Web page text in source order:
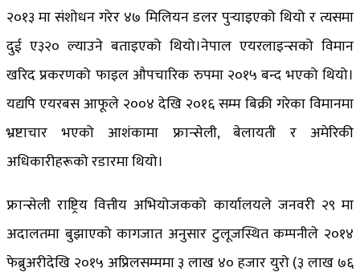
२०१३ मा संशोधन गरेर ४७ मिलियन डलर पुर्‍याइएको थियो र त्यसमा
दुई ए३२० ल्याउने बताइएको थियो।नेपाल एयरलाइन्सको विमान
खरिद प्रकरणको फाइल औपचारिक रुपमा २०१५ बन्द भएको थियो।
यद्यपि एयरबस आफूले २००४ देखि २०१६ सम्म बिक्री गरेका विमानमा
भ्रष्टाचार भएको आशंकामा फ्रान्सेली, बेलायती र अमेरिकी
अधिकारीहरूको रडारमा थियो।
फ्रान्सेली राष्ट्रिय वित्तीय अभियोजकको कार्यालयले जनवरी २९ मा
अदालतमा बुझाएको कागजात अनुसार टुलूजस्थित कम्पनीले २०१४
फेब्रुअरीदेखि २०१५ अप्रिलसम्ममा ३ लाख ४० हजार युरो (३ लाख ७६